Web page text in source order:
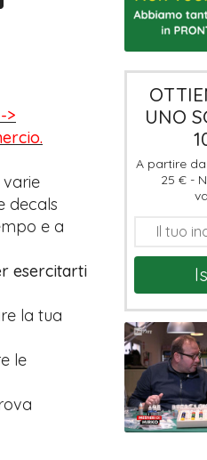
>
decals
e a
esercitarti
la tua
le
UNO
A partire
25 € -